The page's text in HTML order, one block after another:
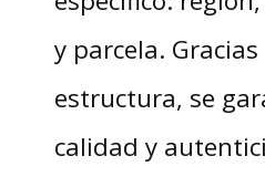
y parcela.
estructura, se
calidad y